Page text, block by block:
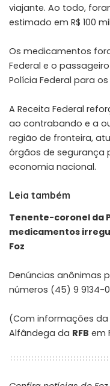
viajante. Ao todo,
estimado em R$ 100
Os medicamentos
Federal e o
Polícia Federal para
A Receita Federal
ao contrabando e a
região de fronteira,
órgãos de segurança
economia nacional.
Leia também
Tenente-coronel da
medicamentos
Foz
Denúncias anônimas
números (45) 9 9134-
(Com informações
Alfândega da RFB em